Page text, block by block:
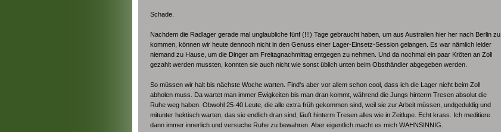
Schade.
Nachdem die Radlager gerade mal unglaubliche fünf (!!!) Tage gebraucht haben, um aus Australien hier her nach Berlin zu
kommen, können wir heute dennoch nicht in den Genuss einer Lager-Einsetz-Session gelangen. Es war nämlich leider
niemand zu Hause, um die Dinger am Freitagnachmittag entgegen zu nehmen. Und da nochmal ein paar Kröten an Zoll
gezahlt werden mussten, konnten sie auch nicht wie sonst üblich unten beim Obsthändler abgegeben werden.
So müssen wir halt bis nächste Woche warten. Find's aber vor allem schon cool, dass ich die Lager nicht beim Zoll
abholen muss. Da wartet man immer Ewigkeiten bis man dran kommt, während die Jungs hinterm Tresen absolut die
Ruhe weg haben. Obwohl 25-40 Leute, die alle extra früh gekommen sind, weil sie zur Arbeit müssen, undgeduldig und
mitunter hektisch warten, das sie endlich dran sind, läuft hinterm Tresen alles wie in Zeitlupe. Echt krass. Ich meditiere
dann immer innerlich und versuche Ruhe zu bewahren. Aber eigentlich macht es mich WAHNSINNIG.